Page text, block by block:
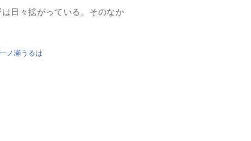
日々拡がっている。そのなか
一ノ瀬うるは